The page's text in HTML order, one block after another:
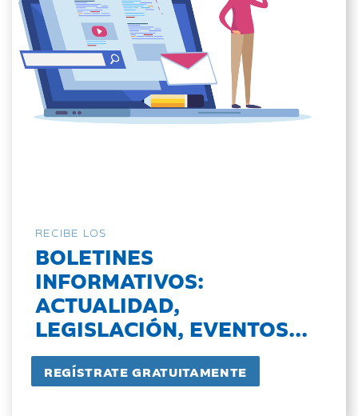
RECIBE LOS
BOLETINES
INFORMATIVOS:
ACTUALIDAD,
LEGISLACIÓN, EVENTOS...